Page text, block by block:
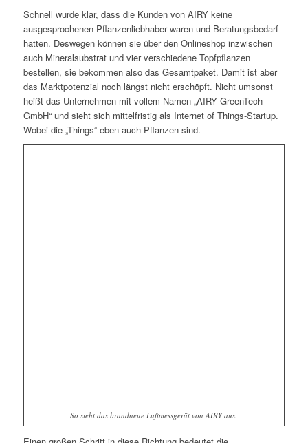
Schnell wurde klar, dass die Kunden von AIRY keine
ausgesprochenen Pflanzenliebhaber waren und Beratungsbedarf
hatten. Deswegen können sie über den Onlineshop inzwischen
auch Mineralsubstrat und vier verschiedene Topfpflanzen
bestellen, sie bekommen also das Gesamtpaket. Damit ist aber
das Marktpotenzial noch längst nicht erschöpft. Nicht umsonst
heißt das Unternehmen mit vollem Namen „AIRY GreenTech
GmbH“ und sieht sich mittelfristig als Internet of Things-Startup.
Wobei die „Things“ eben auch Pflanzen sind.
So sieht das brandneue Luftmessgerät von AIRY aus.